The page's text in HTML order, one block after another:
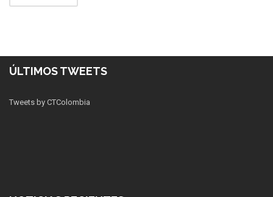
ÚLTIMOS TWEETS
Tweets by CTColombia